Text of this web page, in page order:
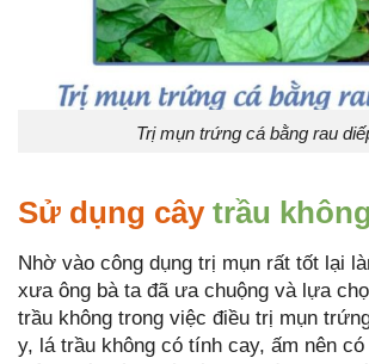
Trị mụn trứng cá bằng rau
Sử dụng cây trầu không
Nhờ vào công dụng trị mụn rất tốt lại
xưa ông bà ta đã ưa chuộng và lựa
trầu không trong việc điều trị mụn
y, lá trầu không có tính cay, ấm nên